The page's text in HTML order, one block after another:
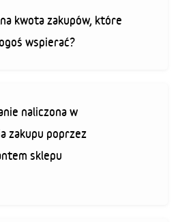
kwota zakupów, które
wspierać?
naliczona w
zakupu poprzez
sklepu